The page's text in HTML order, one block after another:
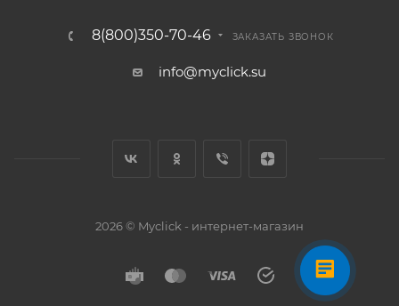
8(800)350-70-46 ЗАКАЗАТЬ ЗВОНОК
info@myclick.su
2026 © Myclick - интернет-магазин